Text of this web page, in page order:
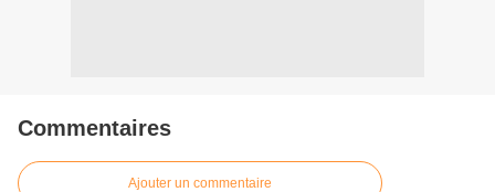
Commentaires
Ajouter un commentaire